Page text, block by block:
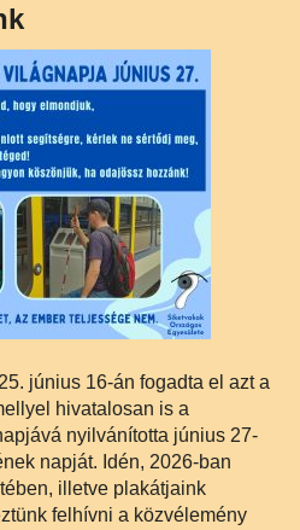
június 16-án fogadta el azt a
hivatalosan is a
nyilvánította június 27-
napját. Idén, 2026-ban
illetve plakátjaink
felhívni a közvélemény